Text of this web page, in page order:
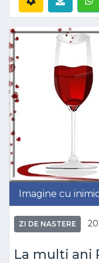
Imagine cu
ZI DE NASTERE
La multi ani